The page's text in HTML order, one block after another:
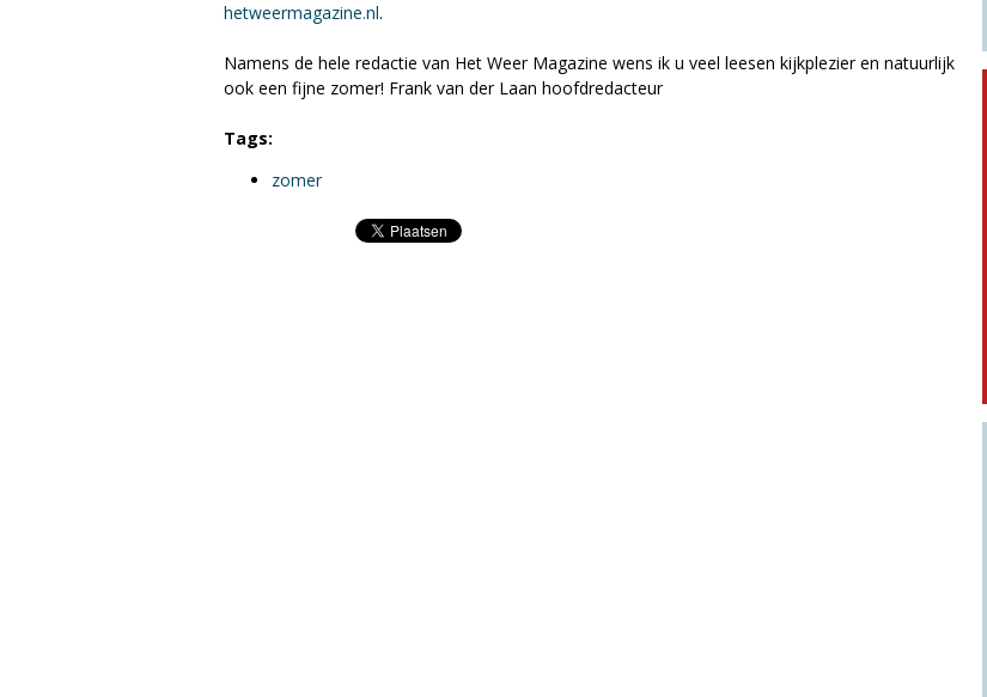
hetweermagazine.nl.
Namens de hele redactie van Het Weer Magazine wens ik u veel leesen kijkplezier en natuurlijk
ook een fijne zomer! Frank van der Laan hoofdredacteur
Tags:
zomer